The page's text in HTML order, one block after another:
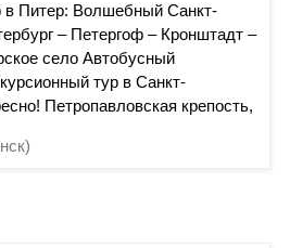
в Питер: Волшебный Санкт-
– Петергоф – Кронштадт –
село Автобусный
тур в Санкт-
Петропавловская крепость,
стол! Телефон: +375 29
Арт-отеле Карелия 4*